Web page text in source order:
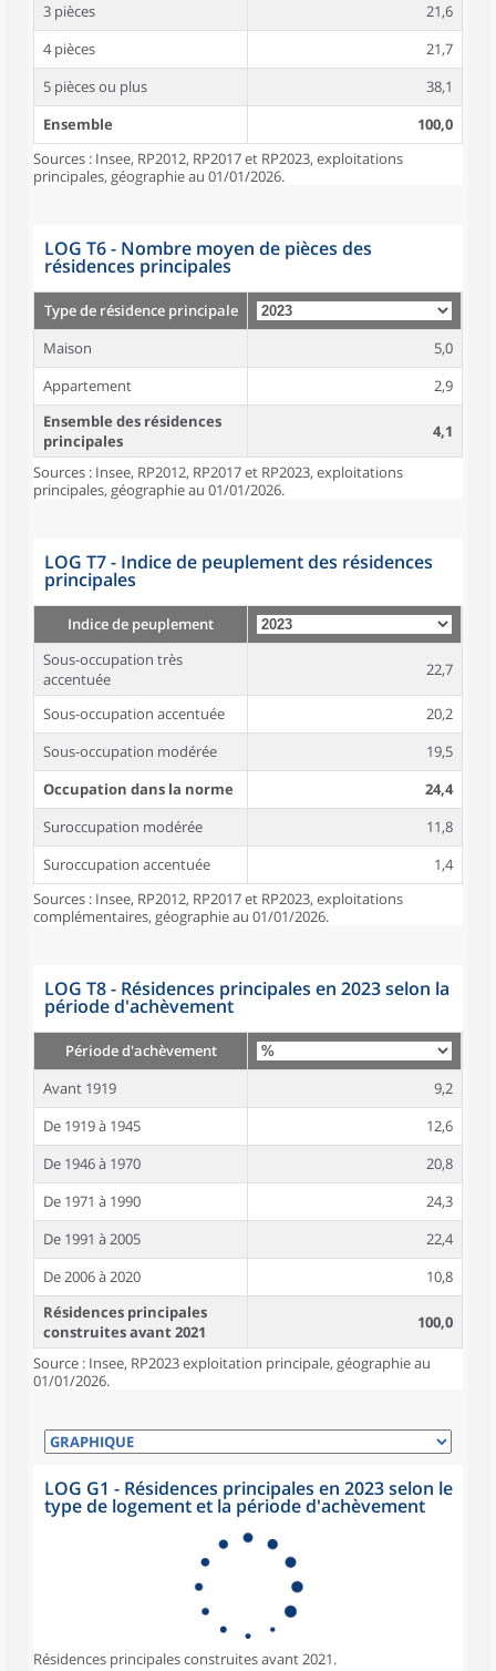
3 pièces
21,6
4 pièces
21,7
5 pièces ou plus
38,1
Ensemble
100,0
Sources : Insee, RP2012, RP2017 et RP2023, exploitations
principales, géographie au 01/01/2026.
LOG T6 - Nombre moyen de pièces des
résidences principales
Type de résidence principale
Maison
5,0
Appartement
2,9
Ensemble des résidences
principales
4,1
Sources : Insee, RP2012, RP2017 et RP2023, exploitations
principales, géographie au 01/01/2026.
LOG T7 - Indice de peuplement des résidences
principales
Indice de peuplement
Sous-occupation très
accentuée
22,7
Sous-occupation accentuée
20,2
Sous-occupation modérée
19,5
Occupation dans la norme
24,4
Suroccupation modérée
11,8
Suroccupation accentuée
1,4
Sources : Insee, RP2012, RP2017 et RP2023, exploitations
complémentaires, géographie au 01/01/2026.
LOG T8 - Résidences principales en 2023 selon la
période d'achèvement
Période d'achèvement
Avant 1919
9,2
De 1919 à 1945
12,6
De 1946 à 1970
20,8
De 1971 à 1990
24,3
De 1991 à 2005
22,4
De 2006 à 2020
10,8
Résidences principales
construites avant 2021
100,0
Source : Insee, RP2023 exploitation principale, géographie au
01/01/2026.
LOG G1 - Résidences principales en 2023 selon le
type de logement et la période d'achèvement
Résidences principales construites avant 2021.